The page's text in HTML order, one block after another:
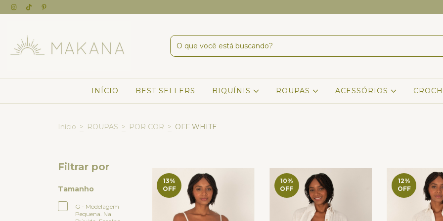
INÍCIO BEST SELLERS BIQUÍNIS ROUPAS ACESSÓRIOS
Início > ROUPAS > POR COR > OFF WHITE
Filtrar por
Tamanho
G - Modelagem
Pequena. Na
13%
OFF
10%
OFF
12%
OFF